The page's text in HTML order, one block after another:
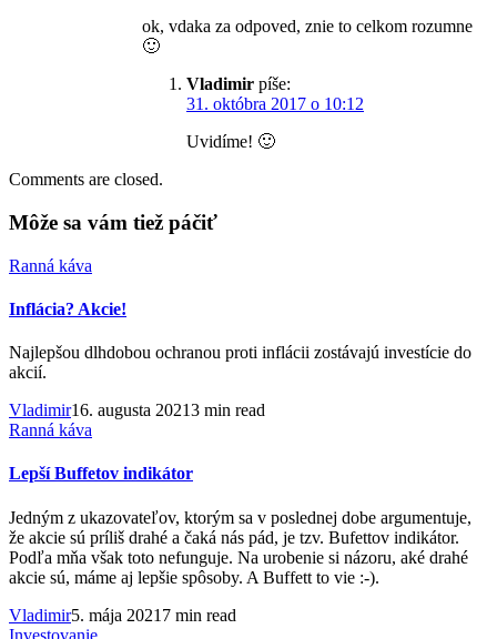
ok, vdaka za odpoved, znie to celkom rozumne
🙂
Vladimir píše:
31. októbra 2017 o 10:12
Uvidíme! 🙂
Comments are closed.
Môže sa vám tiež páčiť
Ranná káva
Inflácia? Akcie!
Najlepšou dlhdobou ochranou proti inflácii zostávajú investície do
akcií.
Vladimir16. augusta 20213 min read
Ranná káva
Lepší Buffetov indikátor
Jedným z ukazovateľov, ktorým sa v poslednej dobe argumentuje,
že akcie sú príliš drahé a čaká nás pád, je tzv. Bufettov indikátor.
Podľa mňa však toto nefunguje. Na urobenie si názoru, aké drahé
akcie sú, máme aj lepšie spôsoby. A Buffett to vie :-).
Vladimir5. mája 2021 7 min read
Investovanie